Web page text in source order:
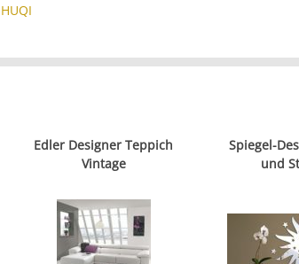
HUQI
Edler Designer Teppich
Vintage
Spiegel-
und